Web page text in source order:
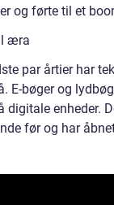
og førte til et
æra
par årtier har
E-bøger og
digitale enheder.
før og har